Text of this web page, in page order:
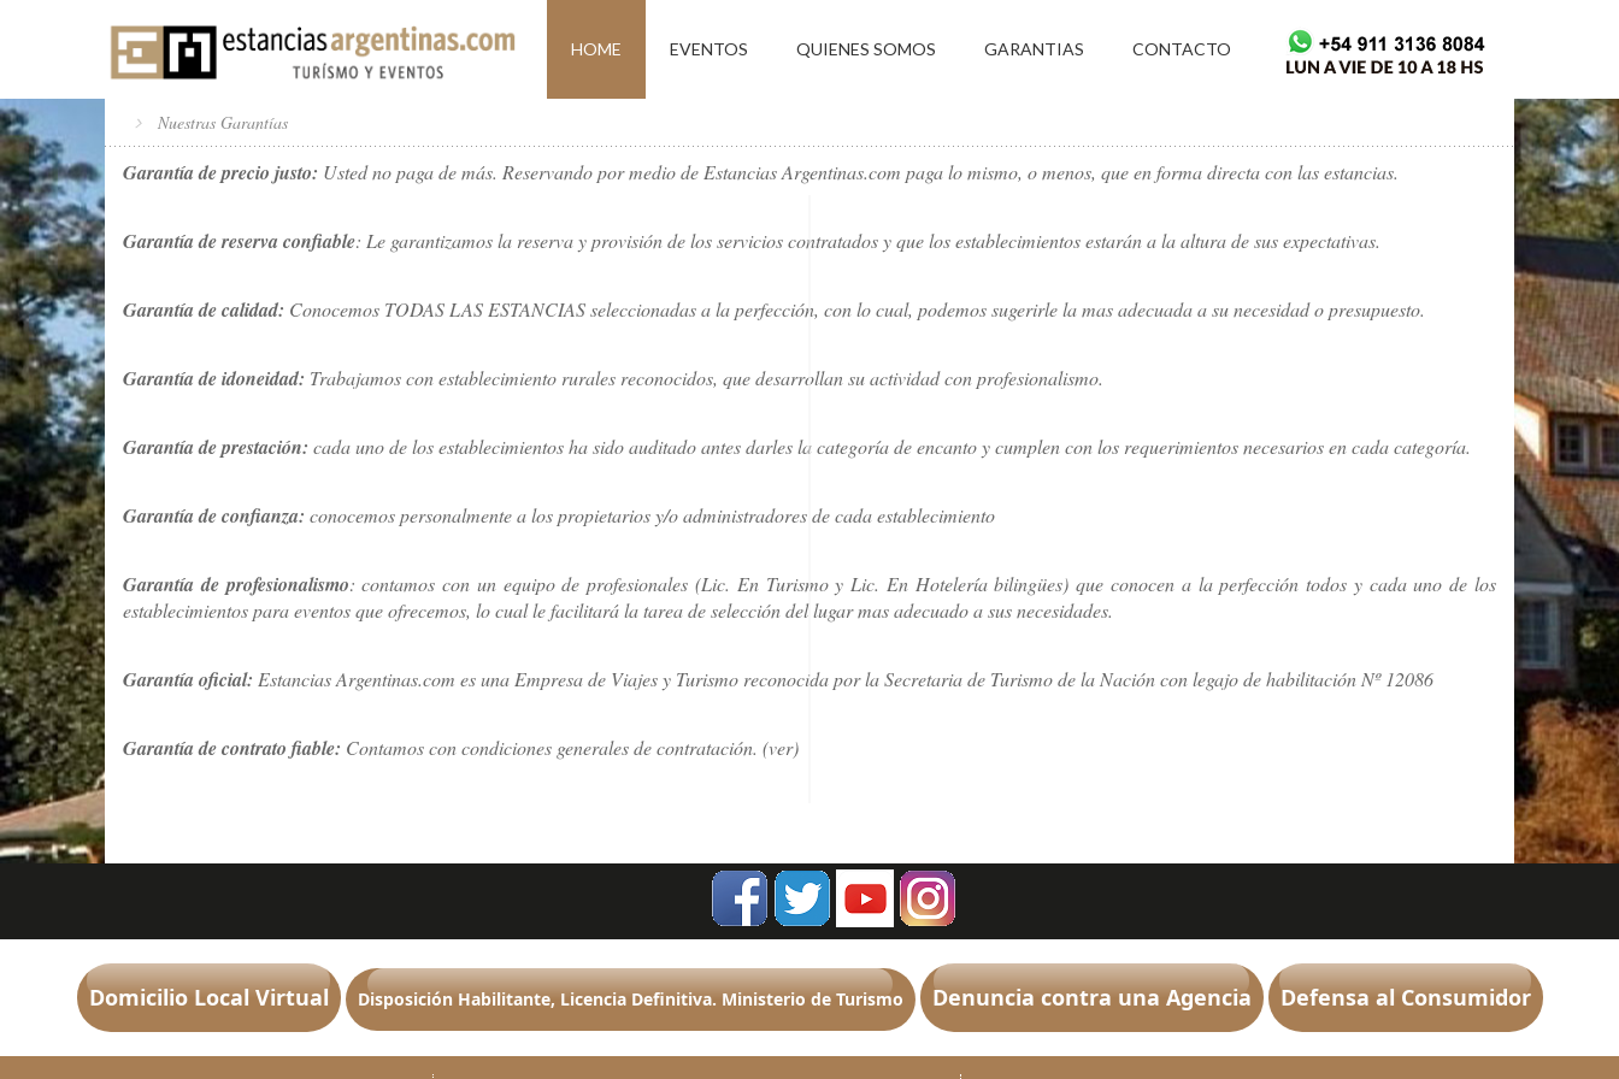
HOME EVENTOS QUIENES SOMOS GARANTIAS CONTACTO
Nuestras Garantías
Garantía de precio justo: Usted no paga de más. Reservando por medio de Estancias Argentinas.com paga lo mismo, o menos, que en forma directa con las estancias.
Garantía de reserva confiable: Le garantizamos la reserva y provisión de los servicios contratados y que los establecimientos estarán a la altura de sus expectativas.
Garantía de calidad: Conocemos TODAS LAS ESTANCIAS seleccionadas a la perfección, con lo cual, podemos sugerirle la mas adecuada a su necesidad o presupuesto.
Garantía de idoneidad: Trabajamos con establecimiento rurales reconocidos, que desarrollan su actividad con profesionalismo.
Garantía de prestación: cada uno de los establecimientos ha sido auditado antes darles la categoría de encanto y cumplen con los requerimientos necesarios en cada categoría.
Garantía de confianza: conocemos personalmente a los propietarios y/o administradores de cada establecimiento
Garantía de profesionalismo: contamos con un equipo de profesionales (Lic. En Turismo y Lic. En Hotelería bilingües) que conocen a la perfección todos y cada uno de los
establecimientos para eventos que ofrecemos, lo cual le facilitará la tarea de selección del lugar mas adecuado a sus necesidades.
Garantía oficial: Estancias Argentinas.com es una Empresa de Viajes y Turismo reconocida por la Secretaria de Turismo de la Nación con legajo de habilitación Nº 12086
Garantía de contrato fiable: Contamos con condiciones generales de contratación. (ver)
Domicilio Local Virtual Disposición Habilitante, Licencia Definitiva. Ministerio de Turismo Denuncia contra una Agencia Defensa al Consumidor